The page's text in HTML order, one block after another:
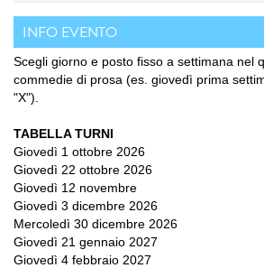
INFO EVENTO
Scegli giorno e posto fisso a settimana nel
commedie di prosa (es. giovedì prima
"X").
TABELLA TURNI
Giovedì 1 ottobre 2026
Giovedì 22 ottobre 2026
Giovedì 12 novembre
Giovedì 3 dicembre 2026
Mercoledì 30 dicembre 2026
Giovedì 21 gennaio 2027
Giovedì 4 febbraio 2027